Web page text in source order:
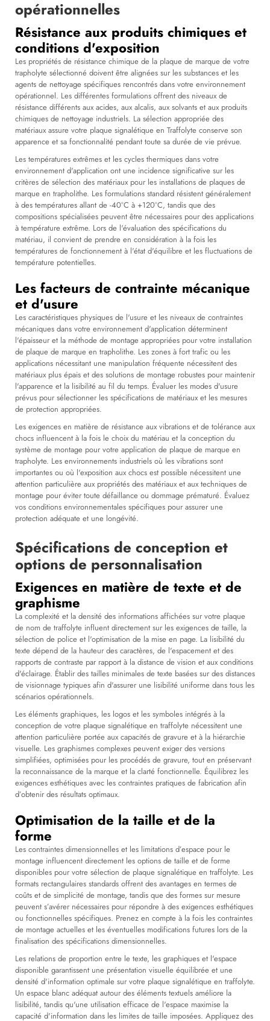
opérationnelles
Résistance aux produits chimiques et
conditions d'exposition
Les propriétés de résistance chimique de la plaque de marque de votre
trapholyte sélectionné doivent être alignées sur les substances et les
agents de nettoyage spécifiques rencontrés dans votre environnement
opérationnel. Les différentes formulations offrent des niveaux de
résistance différents aux acides, aux alcalis, aux solvants et aux produits
chimiques de nettoyage industriels. La sélection appropriée des
matériaux assure votre plaque signalétique en Traffolyte conserve son
apparence et sa fonctionnalité pendant toute sa durée de vie prévue.
Les températures extrêmes et les cycles thermiques dans votre
environnement d'application ont une incidence significative sur les
critères de sélection des matériaux pour les installations de plaques de
marque en trapholithe. Les formulations standard résistent généralement
à des températures allant de -40°C à +120°C, tandis que des
compositions spécialisées peuvent être nécessaires pour des applications
à température extrême. Lors de l'évaluation des spécifications du
matériau, il convient de prendre en considération à la fois les
températures de fonctionnement à l'état d'équilibre et les fluctuations de
température potentielles.
Les facteurs de contrainte mécanique
et d'usure
Les caractéristiques physiques de l'usure et les niveaux de contraintes
mécaniques dans votre environnement d'application déterminent
l'épaisseur et la méthode de montage appropriées pour votre installation
de plaque de marque en trapholithe. Les zones à fort trafic ou les
applications nécessitant une manipulation fréquente nécessitent des
matériaux plus épais et des solutions de montage robustes pour maintenir
l'apparence et la lisibilité au fil du temps. Évaluer les modes d'usure
prévus pour sélectionner les spécifications de matériaux et les mesures
de protection appropriées.
Les exigences en matière de résistance aux vibrations et de tolérance aux
chocs influencent à la fois le choix du matériau et la conception du
système de montage pour votre application de plaque de marque en
trapholyte. Les environnements industriels où les vibrations sont
importantes ou où l'exposition aux chocs est possible nécessitent une
attention particulière aux propriétés des matériaux et aux techniques de
montage pour éviter toute défaillance ou dommage prématuré. Évaluez
vos conditions environnementales spécifiques pour assurer une
protection adéquate et une longévité.
Spécifications de conception et
options de personnalisation
Exigences en matière de texte et de
graphisme
La complexité et la densité des informations affichées sur votre plaque
de nom de traffolyte influent directement sur les exigences de taille, la
sélection de police et l'optimisation de la mise en page. La lisibilité du
texte dépend de la hauteur des caractères, de l'espacement et des
rapports de contraste par rapport à la distance de vision et aux conditions
d'éclairage. Établir des tailles minimales de texte basées sur des distances
de visionnage typiques afin d'assurer une lisibilité uniforme dans tous les
scénarios opérationnels.
Les éléments graphiques, les logos et les symboles intégrés à la
conception de votre plaque signalétique en traffolyte nécessitent une
attention particulière portée aux capacités de gravure et à la hiérarchie
visuelle. Les graphismes complexes peuvent exiger des versions
simplifiées, optimisées pour les procédés de gravure, tout en préservant
la reconnaissance de la marque et la clarté fonctionnelle. Équilibrez les
exigences esthétiques avec les contraintes pratiques de fabrication afin
d’obtenir des résultats optimaux.
Optimisation de la taille et de la
forme
Les contraintes dimensionnelles et les limitations d’espace pour le
montage influencent directement les options de taille et de forme
disponibles pour votre sélection de plaque signalétique en traffolyte. Les
formats rectangulaires standards offrent des avantages en termes de
coûts et de simplicité de montage, tandis que des formes sur mesure
peuvent s’avérer nécessaires pour répondre à des exigences esthétiques
ou fonctionnelles spécifiques. Prenez en compte à la fois les contraintes
de montage actuelles et les éventuelles modifications futures lors de la
finalisation des spécifications dimensionnelles.
Les relations de proportion entre le texte, les graphiques et l'espace
disponible garantissent une présentation visuelle équilibrée et une
densité d'information optimale sur votre plaque signalétique en traffolyte.
Un espace blanc adéquat autour des éléments textuels améliore la
lisibilité, tandis qu'une utilisation efficace de l'espace maximise la
capacité d'information dans les limites de taille imposées. Appliquez des